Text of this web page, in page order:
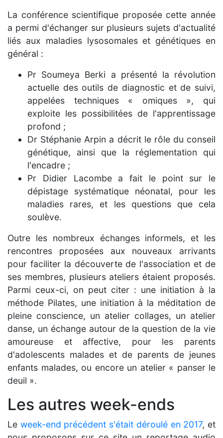
La conférence scientifique proposée cette année
a permi d'échanger sur plusieurs sujets d'actualité
liés aux maladies lysosomales et génétiques en
général :
Pr Soumeya Berki a présenté la révolution
actuelle des outils de diagnostic et de suivi,
appelées techniques « omiques », qui
exploite les possibilitées de l'apprentissage
profond ;
Dr Stéphanie Arpin a décrit le rôle du conseil
génétique, ainsi que la réglementation qui
l'encadre ;
Pr Didier Lacombe a fait le point sur le
dépistage systématique néonatal, pour les
maladies rares, et les questions que cela
soulève.
Outre les nombreux échanges informels, et les
rencontres proposées aux nouveaux arrivants
pour faciliter la découverte de l'association et de
ses membres, plusieurs ateliers étaient proposés.
Parmi ceux-ci, on peut citer : une initiation à la
méthode Pilates, une initiation à la méditation de
pleine conscience, un atelier collages, un atelier
danse, un échange autour de la question de la vie
amoureuse et affective, pour les parents
d'adolescents malades et de parents de jeunes
enfants malades, ou encore un atelier « panser le
deuil ».
Les autres week-ends
Le week-end précédent s'était déroulé en 2017, et